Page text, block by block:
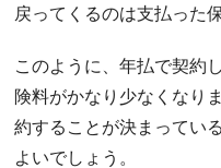
戻ってくるのは支払った
このように、年払で契約
険料がかなり少なくなり
約することが決まってい
よいでしょう。